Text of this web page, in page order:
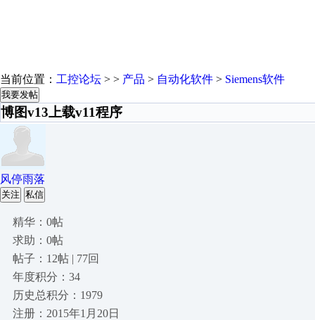
当前位置： 工控论坛 > > 产品 > 自动化软件 > Siemens软件
我要发帖
博图v13上载v11程序
风停雨落
关注 私信
精华：0帖
求助：0帖
帖子：12帖 | 77回
年度积分：34
历史总积分：1979
注册：2015年1月20日